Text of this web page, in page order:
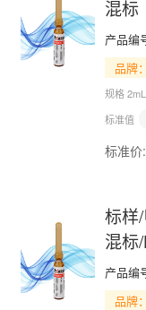
混标
产品编
品牌
规格 2mL
标准值
标准价:
标样
混标
产品编
品牌